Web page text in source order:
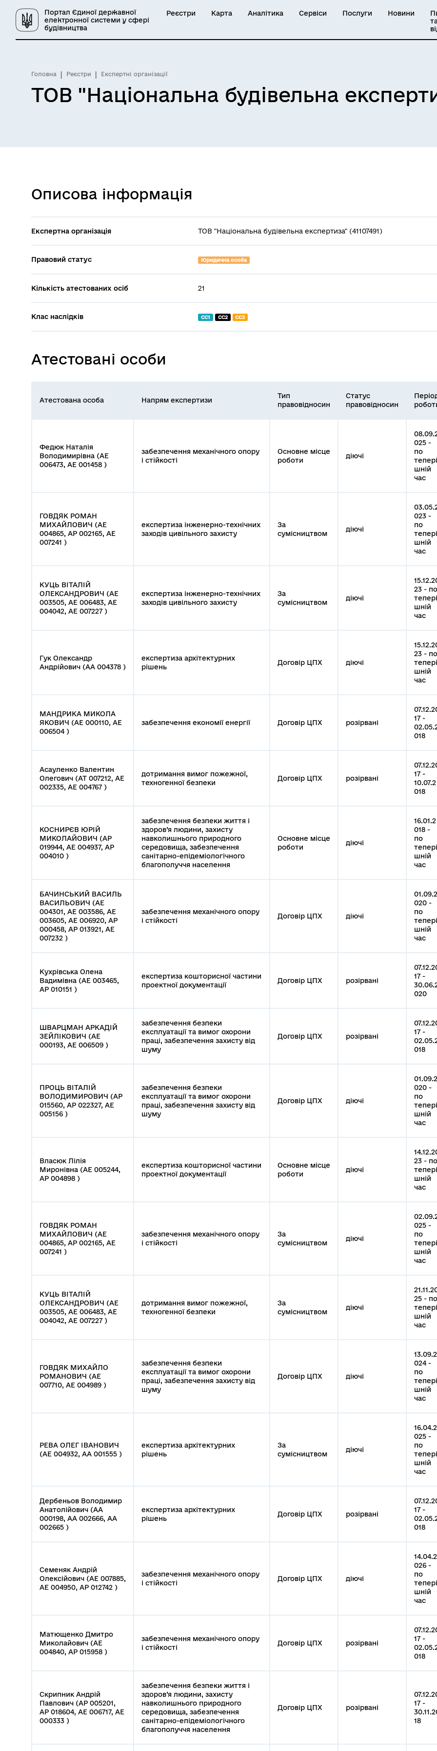
Портал Єдиної державної
електронної системи у сфері
будівництва
Реєстри Карта Аналітика Сервіси Послуги Новини
Головна Реєстри Експертні організації
ТОВ "Національна будівельна
Описова інформація
Експертна організація ТОВ "Національна будівельна експертиза" (41107491)
Правовий статус Юридична особа
Кількість атестованих осіб 21
Клас наслідків СС1 СС2 СС3
Атестовані особи
Атестована особа Напрям експертизи
Тип
правовідносин
Статус
правовідносин
Федюк Наталія
Володимирівна (АЕ
006473, АЕ 001458 )
забезпечення механічного опору
і стійкості
Основне місце
роботи
діючі
025 -
по
тепері
шній
час
ГОВДЯК РОМАН
МИХАЙЛОВИЧ (АЕ
004865, АР 002165, АЕ
007241 )
експертиза інженерно-технічних
заходів цивільного захисту
За
сумісництвом
діючі
023 -
по
тепері
шній
час
КУЦЬ ВІТАЛІЙ
ОЛЕКСАНДРОВИЧ (АЕ
003505, АЕ 006483, АЕ
004042, АЕ 007227 )
експертиза інженерно-технічних
заходів цивільного захисту
За
сумісництвом
діючі
23 - по
тепері
шній
час
Гук Олександр
Андрійович (АА 004378 )
експертиза архітектурних
рішень
Договір ЦПХ діючі
23 - по
тепері
шній
час
МАНДРИКА МИКОЛА
ЯКОВИЧ (АЕ 000110, АЕ
006504 )
забезпечення економії енергії Договір ЦПХ розірвані
17 -
018
Асауленко Валентин
Олегович (АТ 007212, АЕ
002335, АЕ 004767 )
дотримання вимог пожежної,
техногенної безпеки
Договір ЦПХ розірвані
17 -
10.07.2
018
КОСНИРЄВ ЮРІЙ
МИКОЛАЙОВИЧ (АР
019944, АЕ 004937, АР
004010 )
забезпечення безпеки життя і
здоров’я людини, захисту
навколишнього природного
середовища, забезпечення
санітарно-епідеміологічного
благополуччя населення
Основне місце
роботи
діючі
16.01.2
018 -
по
тепері
шній
час
БАЧИНСЬКИЙ ВАСИЛЬ
ВАСИЛЬОВИЧ (АЕ
004301, АЕ 003586, АЕ
003605, АЕ 006920, АР
000458, АР 013921, АЕ
007232 )
забезпечення механічного опору
і стійкості
Договір ЦПХ діючі
01.09.2
020 -
по
тепері
шній
час
Кухрівська Олена
Вадимівна (АЕ 003465,
АР 010151 )
експертиза кошторисної частини
проектної документації
Договір ЦПХ розірвані
17 -
020
ШВАРЦМАН АРКАДІЙ
ЗЕЙЛІКОВИЧ (АЕ
000193, АЕ 006509 )
забезпечення безпеки
експлуатації та вимог охорони
праці, забезпечення захисту від
шуму
Договір ЦПХ розірвані
17 -
018
ПРОЦЬ ВІТАЛІЙ
ВОЛОДИМИРОВИЧ (АР
015560, АР 022327, АЕ
005156 )
забезпечення безпеки
експлуатації та вимог охорони
праці, забезпечення захисту від
шуму
Договір ЦПХ діючі
01.09.2
020 -
по
тепері
шній
час
Власюк Лілія
Миронівна (АЕ 005244,
АР 004898 )
експертиза кошторисної частини
проектної документації
Основне місце
роботи
діючі
23 - по
тепері
шній
час
ГОВДЯК РОМАН
МИХАЙЛОВИЧ (АЕ
004865, АР 002165, АЕ
007241 )
забезпечення механічного опору
і стійкості
За
сумісництвом
діючі
025 -
по
тепері
шній
час
КУЦЬ ВІТАЛІЙ
ОЛЕКСАНДРОВИЧ (АЕ
003505, АЕ 006483, АЕ
004042, АЕ 007227 )
дотримання вимог пожежної,
техногенної безпеки
За
сумісництвом
діючі
25 - по
тепері
шній
час
ГОВДЯК МИХАЙЛО
РОМАНОВИЧ (АЕ
007710, АЕ 004989 )
забезпечення безпеки
експлуатації та вимог охорони
праці, забезпечення захисту від
шуму
Договір ЦПХ діючі
13.09.2
024 -
по
тепері
шній
час
РЕВА ОЛЕГ ІВАНОВИЧ
(АЕ 004932, АА 001555 )
експертиза архітектурних
рішень
За
сумісництвом
діючі
16.04.2
025 -
по
тепері
шній
час
Дербеньов Володимир
Анатолійович (АА
000198, АА 002666, АА
002665 )
експертиза архітектурних
рішень
Договір ЦПХ розірвані
17 -
018
Семеняк Андрій
Олексійович (АЕ 007885,
АЕ 004950, АР 012742 )
забезпечення механічного опору
і стійкості
Договір ЦПХ діючі
14.04.2
026 -
по
тепері
шній
час
Матющенко Дмитро
Миколайович (АЕ
004840, АР 015958 )
забезпечення механічного опору
і стійкості
Договір ЦПХ розірвані
17 -
018
Скрипник Андрій
Павлович (АР 005201,
АР 018604, АЕ 006717, АЕ
000333 )
забезпечення безпеки життя і
здоров’я людини, захисту
навколишнього природного
середовища, забезпечення
санітарно-епідеміологічного
благополуччя населення
Договір ЦПХ розірвані
17 -
18